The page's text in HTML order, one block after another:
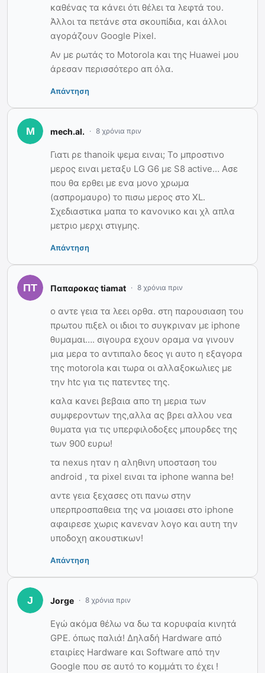
καθένας τα κάνει ότι θέλει τα λεφτά του.
Άλλοι τα πετάνε στα σκουπίδια, και άλλοι
αγοράζουν Google Pixel.
Αν με ρωτάς το Motorola και της Huawei μου
άρεσαν περισσότερο απ όλα.
Απάντηση
mech.al. 8 χρόνια πριν
Γιατι ρε thanoik ψεμα ειναι; Το μπροστινο
μερος ειναι μεταξυ LG G6 με S8 active… Ασε
που θα ερθει με ενα μονο χρωμα
(ασπρομαυρο) το πισω μερος στο XL.
Σχεδιαστικα μαπα το κανονικο και χλ απλα
μετριο μερχι στιγμης.
Απάντηση
Παπαροκας tiamat 8 χρόνια πριν
ο αντε γεια τα λεει ορθα. στη παρουσιαση του
πρωτου πιξελ οι ιδιοι το συγκριναν με iphone
θυμαμαι…. σιγουρα εχουν οραμα να γινουν
μια μερα το αντιπαλο δεος γι αυτο η εξαγορα
της motorola και τωρα οι αλλαξοκωλιες με
την htc για τις πατεντες της.
καλα κανει βεβαια απο τη μερια των
συμφεροντων της,αλλα ας βρει αλλου νεα
θυματα για τις υπερφιλοδοξες μπουρδες της
των 900 ευρω!
τα nexus ηταν η αληθινη υποσταση του
android , τα pixel ειναι τα iphone wanna be!
αντε γεια ξεχασες οτι πανω στην
υπερπροσπαθεια της να μοιασει στο iphone
αφαιρεσε χωρις κανεναν λογο και αυτη την
υποδοχη ακουστικων!
Απάντηση
Jorge 8 χρόνια πριν
Εγώ ακόμα θέλω να δω τα κορυφαία κινητά
GPE. όπως παλιά! Δηλαδή Hardware από
εταιρίες Hardware και Software από την
Google που σε αυτό το κομμάτι το έχει !